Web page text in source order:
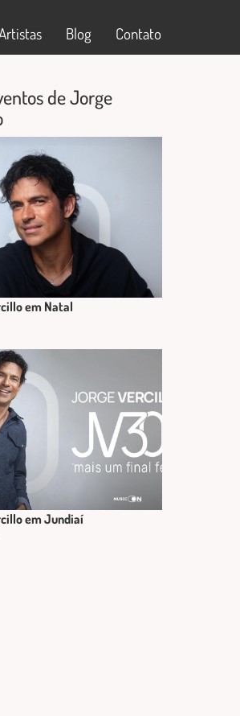
Blog Contato
de Jorge
em Natal
em Jundiaí